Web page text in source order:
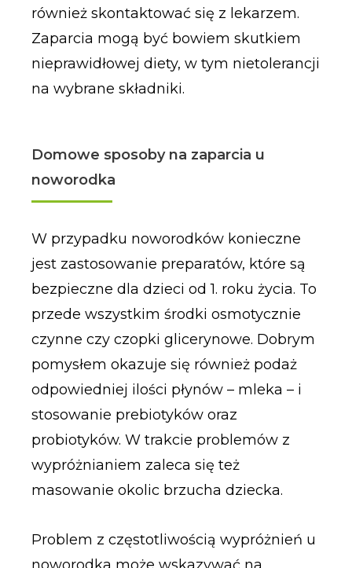
również skontaktować się z lekarzem.
Zaparcia mogą być bowiem skutkiem
nieprawidłowej diety, w tym nietolerancji
na wybrane składniki.
Domowe sposoby na zaparcia u
noworodka
W przypadku noworodków konieczne
jest zastosowanie preparatów, które są
bezpieczne dla dzieci od 1. roku życia. To
przede wszystkim środki osmotycznie
czynne czy czopki glicerynowe. Dobrym
pomysłem okazuje się również podaż
odpowiedniej ilości płynów – mleka – i
stosowanie prebiotyków oraz
probiotyków. W trakcie problemów z
wypróżnianiem zaleca się też
masowanie okolic brzucha dziecka.
Problem z częstotliwością wypróżnień u